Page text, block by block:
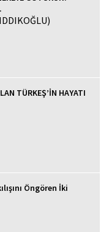
TÜRKEŞ’İN HAYATI
Öngören İki